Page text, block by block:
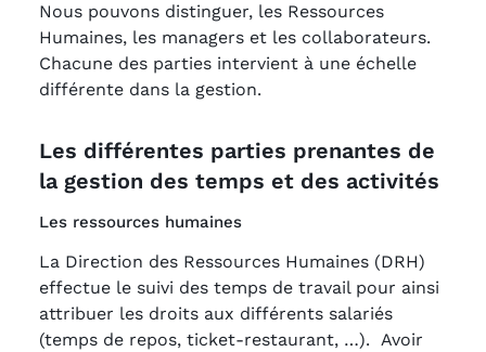
Nous pouvons distinguer, les Ressources
Humaines, les managers et les collaborateurs.
Chacune des parties intervient à une échelle
différente dans la gestion.
Les différentes parties prenantes de
la gestion des temps et des activités
Les ressources humaines
La Direction des Ressources Humaines (DRH)
effectue le suivi des temps de travail pour ainsi
attribuer les droits aux différents salariés
(temps de repos, ticket-restaurant, …). Avoir